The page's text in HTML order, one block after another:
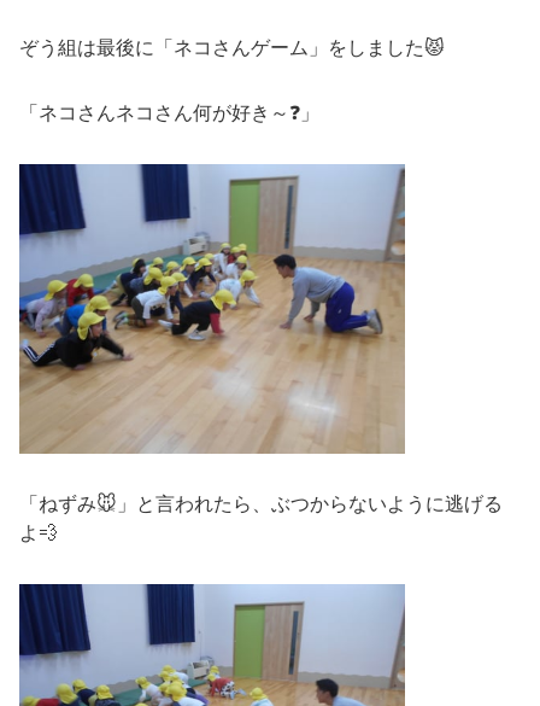
ぞう組は最後に「ネコさんゲーム」をしました😾
「ネコさんネコさん何が好き～❓」
「ねずみ🐭」と言われたら、ぶつからないように逃げる
よ💨